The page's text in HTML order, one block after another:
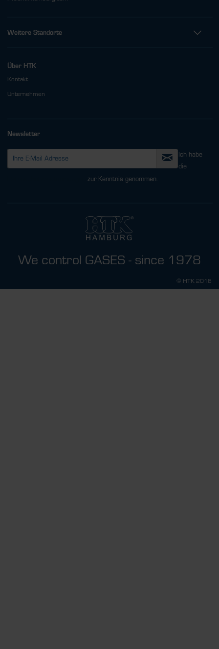
Weitere Standorte
Über HTK
Kontakt
Unternehmen
Newsletter
Ich habe
die
zur Kenntnis genommen.
We control GASES - since 1978
© HTK 2018